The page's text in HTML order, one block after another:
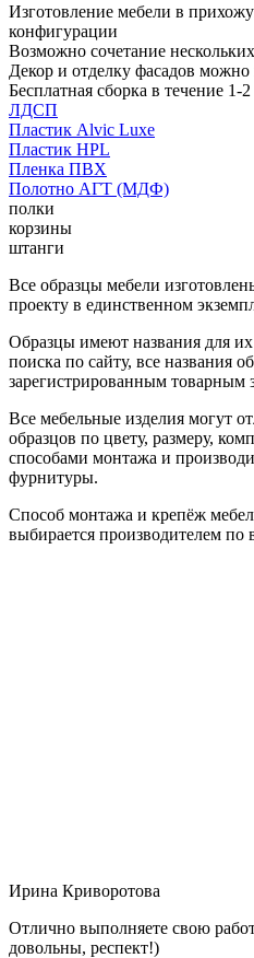
Изготовление мебели в
конфигурации
Возможно сочетание
Декор и отделку фасадов
Бесплатная сборка в течение 1-
ЛДСП
Пластик Alvic Luxe
Пластик HPL
Пленка ПВХ
Полотно АГТ (МДФ)
полки
корзины
штанги
Все образцы мебели
проекту в единственном
Образцы имеют названия для
поиска по сайту, все названия
зарегистрированным товарным
Все мебельные изделия могут
образцов по цвету, размеру,
способами монтажа и
фурнитуры.
Способ монтажа и крепёж
выбирается производителем
Ирина Криворотова
Отлично выполняете свою
довольны, респект!)